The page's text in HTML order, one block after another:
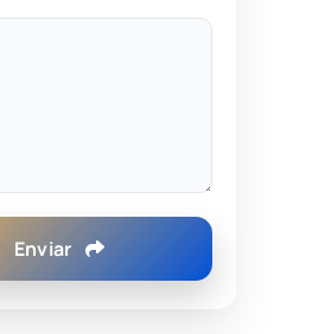
Enviar